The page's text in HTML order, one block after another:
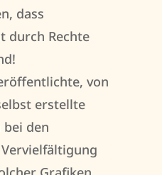
dass
durch Rechte
von
erstellte
den